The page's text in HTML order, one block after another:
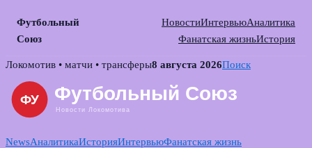
Футбольный
Союз
НовостиИнтервьюАналитика
Фанатская жизньИстория
Skip
content
Локомотив • матчи • трансферы8 августа 2026Поиск
NewsАналитикаИсторияИнтервьюФанатская жизнь